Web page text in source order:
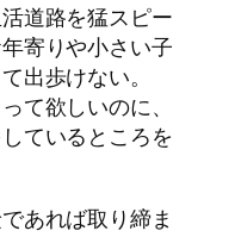
道路を猛スピー
寄りや小さい子
出歩けない。
て欲しいのに、
ているところを
あれば取り締ま